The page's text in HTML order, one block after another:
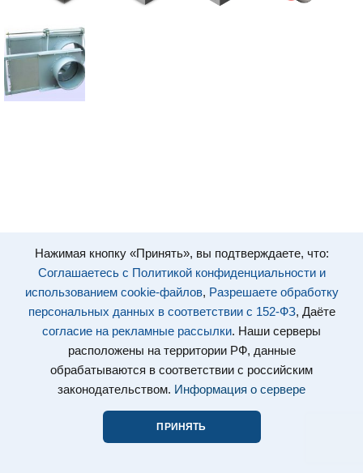
Нажимая кнопку «Принять», вы подтверждаете, что:
Соглашаетесь с Политикой конфиденциальности и
использованием cookie-файлов, Разрешаете обработку
персональных данных в соответствии с 152-ФЗ, Даёте
согласие на рекламные рассылки. Наши серверы
расположены на территории РФ, данные
обрабатываются в соответствии с российским
законодательством. Информация о сервере
ПРИНЯТЬ